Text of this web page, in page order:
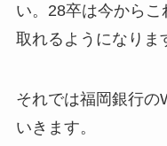
い。28卒は今から
取れるようになりま
それでは福岡銀行の
いきます。